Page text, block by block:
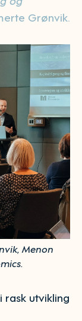
Grønvik.
Menon
rask utvikling